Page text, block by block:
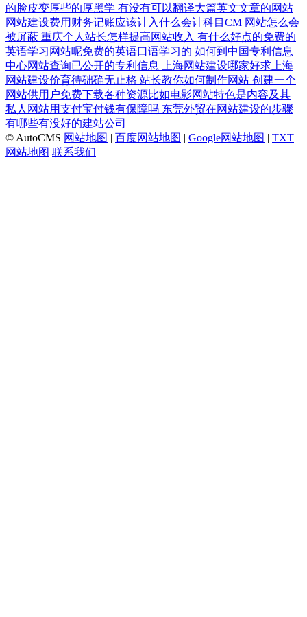
的脸皮变厚些的厚黑学 有没有可以翻译大篇英文文章的网站
网站建设费用财务记账应该计入什么会计科目CM 网站怎么会
被屏蔽 重庆个人站长怎样提高网站收入 有什么好点的免费的
英语学习网站呢免费的英语口语学习的 如何到中国专利信息
中心网站查询已公开的专利信息
上海网站建设哪家好求上海
网站建设价育待础确无止格 站长教你如何制作网站 创建一个
网站供用户免费下载各种资源比如电影网站特色是内容及其
私人网站用支付宝付钱有保障吗 东莞外贸在网站建设的步骤
有哪些有没好的建站公司
© AutoCMS 网站地图 | 百度网站地图 | Google网站地图 | TXT
网站地图 联系我们